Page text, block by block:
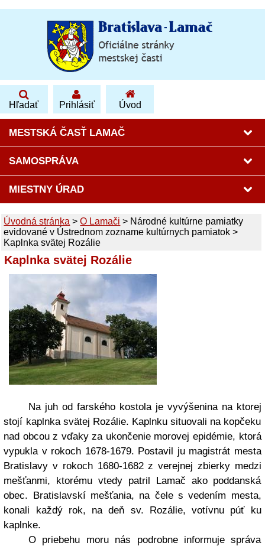
Hľadať Prihlásiť
MESTSKÁ ČASŤ LAMAČ
SAMOSPRÁVA
MIESTNY ÚRAD
Úvodná stránka >O Lamači > Národné kultúrne pamiatky
evidované v Ústrednom zozname kultúrnych pamiatok >
Kaplnka svätej Rozálie
Kaplnka svätej Rozálie
Na juh od farského kostola je vyvýšenina na ktorej
stojí kaplnka svätej Rozálie. Kaplnku situovali na kopčeku
nad obcou z vďaky za ukončenie morovej epidémie, ktorá
vypukla v rokoch 1678-1679. Postavil ju magistrát mesta
Bratislavy v rokoch 1680-1682 z verejnej zbierky medzi
mešťanmi, ktorému vtedy patril Lamač ako poddanská
obec. Bratislavskí mešťania, na čele s vedením mesta,
konali každý rok, na deň sv. Rozálie, votívnu púť ku
kaplnke.
O priebehu moru nás podrobne informuje správa
Úvod